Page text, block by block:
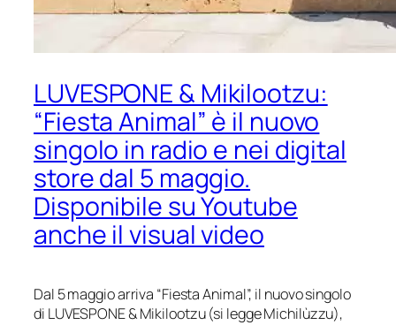
LUVESPONE & Mikilootzu:
“Fiesta Animal” è il nuovo
singolo in radio e nei digital
store dal 5 maggio.
Disponibile su Youtube
anche il visual video
Dal 5 maggio arriva “Fiesta Animal”, il nuovo singolo
di LUVESPONE & Mikilootzu (si legge Michilùzzu),